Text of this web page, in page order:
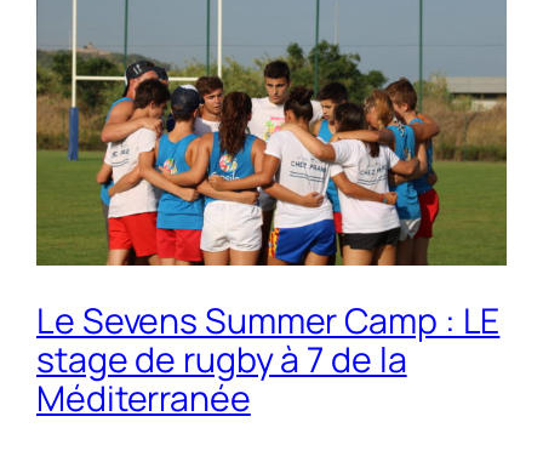
Le Sevens Summer Camp : LE
stage de rugby à 7 de la
Méditerranée